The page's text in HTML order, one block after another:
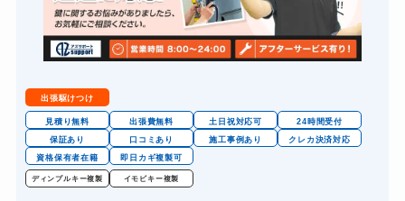
金庫カギ開け 5,500円～(税込)
ロッカーカギ開け 6,600円～(税込)
出張駆けつけ
見積り無料 出張費無料 土日祝対応可
24時間受付
保証あり
口コミあり 施工事例あり
クレカ決済対応
資格保有者在籍
即日カギ複製可
ディンプルキー複製 イモビキー複製